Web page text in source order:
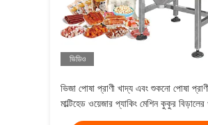
ভিডিও
ভিজা পোষা প্রাণী খাদ্য এবং শুকনো পোষা
মাল্টিহেড ওয়েজার প্যাকিং মেশিন কুকুর বিড়ালের
ওজন 120g 240g 400g 1kg ব্যাগ প্যাকিং